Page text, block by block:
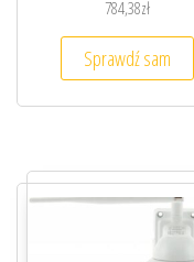
784,38zł
Sprawdź sam